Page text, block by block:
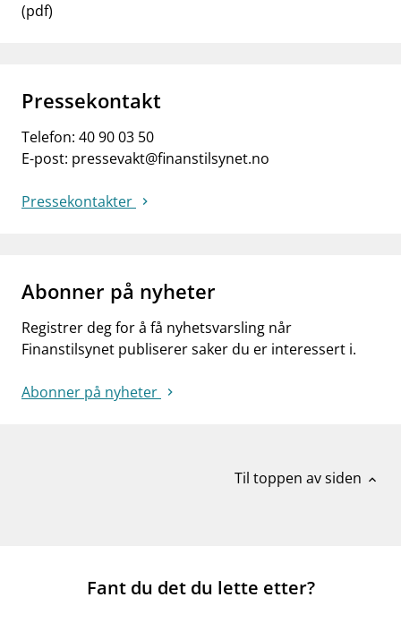
(pdf)
Pressekontakt
Telefon: 40 90 03 50
E-post: pressevakt@finanstilsynet.no
Pressekontakter
Abonner på nyheter
Registrer deg for å få nyhetsvarsling når
Finanstilsynet publiserer saker du er interessert i.
Abonner på nyheter
Til toppen av siden expand_less
Fant du det du lette etter?